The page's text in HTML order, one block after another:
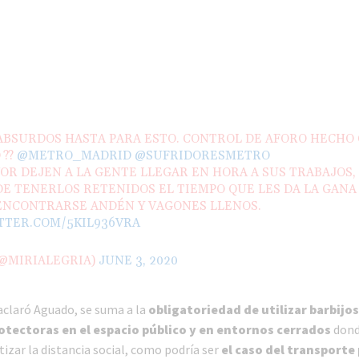
HASTA PARA ESTO. CONTROL DE AFORO HECHO
@METRO_MADRID @SUFRIDORESMETRO
DEJEN A LA GENTE LLEGAR EN HORA A SUS
TENERLOS RETENIDOS EL TIEMPO QUE LES DA LA GANA
ANDÉN Y VAGONES LLENOS.
5KIL936VRA
JUNE 3, 2020
Aguado, se suma a la obligatoriedad de utilizar
en el espacio público y en entornos cerrados
la distancia social, como podría ser el caso del transporte